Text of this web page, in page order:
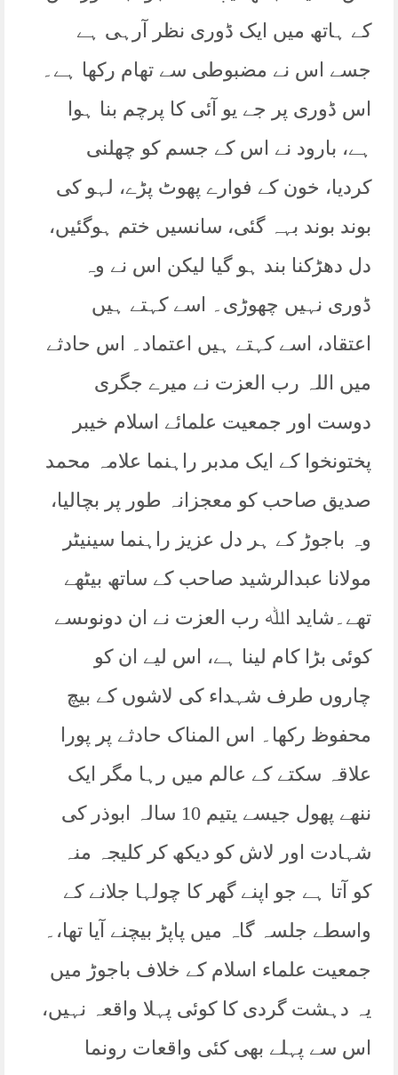
کے ہاتھ میں ایک ڈوری نظر آرہی ہے
جسے اس نے مضبوطی سے تھام رکھا ہے۔
اس ڈوری پر جے یو آئی کا پرچم بنا ہوا
ہے، بارود نے اس کے جسم کو چھلنی
کردیا، خون کے فوارے پھوٹ پڑے، لہو کی
بوند بوند بہہ گئی، سانسیں ختم ہوگئیں،
دل دھڑکنا بند ہو گیا لیکن اس نے وہ
ڈوری نہیں چھوڑی۔ اسے کہتے ہیں
اعتقاد، اسے کہتے ہیں اعتماد۔ اس حادثے
میں اللہ رب العزت نے میرے جگری
دوست اور جمعیت علمائے اسلام خیبر
پختونخوا کے ایک مدبر راہنما علامہ محمد
صدیق صاحب کو معجزانہ طور پر بچالیا،
وہ باجوڑ کے ہر دل عزیز راہنما سینیٹر
مولانا عبدالرشید صاحب کے ساتھ بیٹھے
تھے۔شاید اﷲ رب العزت نے ان دونوںسے
کوئی بڑا کام لینا ہے، اس لیے ان کو
چاروں طرف شہداء کی لاشوں کے بیچ
محفوظ رکھا۔ اس المناک حادثے پر پورا
علاقہ سکتے کے عالم میں رہا مگر ایک
ننھے پھول جیسے یتیم 10 سالہ ابوذر کی
شہادت اور لاش کو دیکھ کر کلیجہ منہ
کو آتا ہے جو اپنے گھر کا چولہا جلانے کے
واسطے جلسہ گاہ میں پاپڑ بیچنے آیا تھا،۔
جمعیت علماء اسلام کے خلاف باجوڑ میں
یہ دہشت گردی کا کوئی پہلا واقعہ نہیں،
اس سے پہلے بھی کئی واقعات رونما